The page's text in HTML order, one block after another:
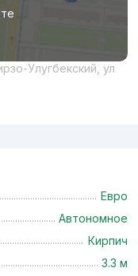
Улугбекский, ул
Евро
Автономное
Кирпич
3.3 м